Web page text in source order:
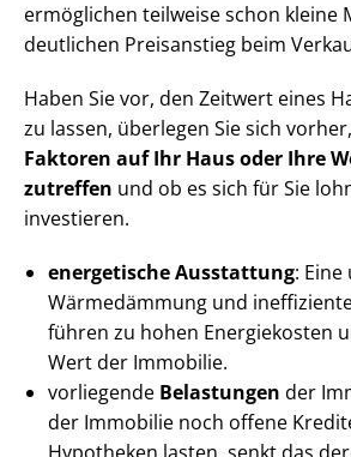
ermöglichen teilweise schon kleine
deutlichen Preisanstieg beim
Haben Sie vor, den Zeitwert eines
zu lassen, überlegen Sie sich vorher,
Faktoren auf Ihr Haus oder Ihre
zutreffen und ob es sich für Sie
investieren.
energetische Ausstattung:
Wärmedämmung und
führen zu hohen Energiekosten
Wert der Immobilie.
vorliegende Belastungen der
der Immobilie noch offene